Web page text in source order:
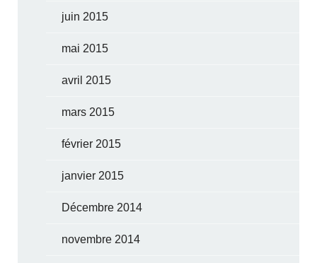
juin 2015
mai 2015
avril 2015
mars 2015
février 2015
janvier 2015
Décembre 2014
novembre 2014